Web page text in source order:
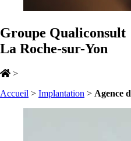
Groupe Qualiconsult
La Roche-sur-Yon
>
Accueil > Implantation > Agence